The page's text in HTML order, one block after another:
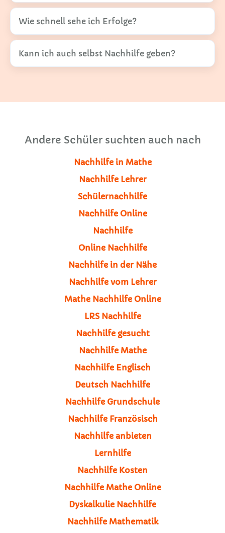
Wie schnell sehe ich Erfolge?
Kann ich auch selbst Nachhilfe geben?
Andere Schüler suchten auch nach
Nachhilfe in Mathe
Nachhilfe Lehrer
Schülernachhilfe
Nachhilfe Online
Nachhilfe
Online Nachhilfe
Nachhilfe in der Nähe
Nachhilfe vom Lehrer
Mathe Nachhilfe Online
LRS Nachhilfe
Nachhilfe gesucht
Nachhilfe Mathe
Nachhilfe Englisch
Deutsch Nachhilfe
Nachhilfe Grundschule
Nachhilfe Französisch
Nachhilfe anbieten
Lernhilfe
Nachhilfe Kosten
Nachhilfe Mathe Online
Dyskalkulie Nachhilfe
Nachhilfe Mathematik